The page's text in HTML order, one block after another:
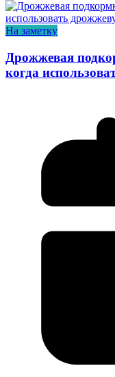
На заметку
Дрожжевая
когда